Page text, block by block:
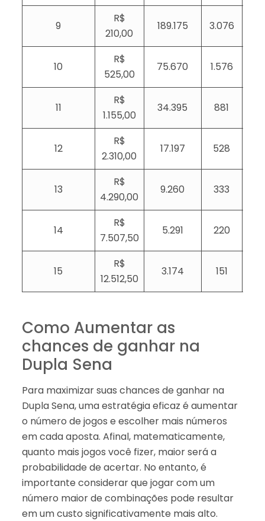
9
R$
210,00
189.175 3.076
10
R$
525,00
75.670 1.576
11
R$
1.155,00
34.395 881
12
R$
2.310,00
17.197 528
13
R$
4.290,00
9.260 333
14
R$
7.507,50
5.291 220
15
R$
12.512,50
3.174 151
Como Aumentar as
chances de ganhar na
Dupla Sena
Para maximizar suas chances de ganhar na
Dupla Sena, uma estratégia eficaz é aumentar
o número de jogos e escolher mais números
em cada aposta. Afinal, matematicamente,
quanto mais jogos você fizer, maior será a
probabilidade de acertar. No entanto, é
importante considerar que jogar com um
número maior de combinações pode resultar
em um custo significativamente mais alto.